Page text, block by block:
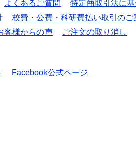
よくあるご質問
特定商取引法に
校費・公費・科研費払い取引のご
客様からの声 ご注文の取り消し
Facebook公式ページ